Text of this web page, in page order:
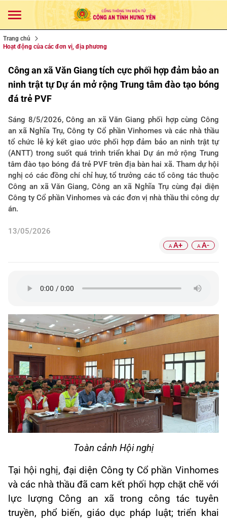
Trang chủ
Hoạt động của các đơn vị, địa phương
Công an xã Văn Giang tích cực phối hợp đảm bảo an
ninh trật tự Dự án mở rộng Trung tâm đào tạo bóng
đá trẻ PVF
Sáng 8/5/2026, Công an xã Văn Giang phối hợp cùng Công
an xã Nghĩa Trụ, Công ty Cổ phần Vinhomes và các nhà thầu
tổ chức lễ ký kết giao ước phối hợp đảm bảo an ninh trật tự
(ANTT) trong suốt quá trình triển khai Dự án mở rộng Trung
tâm đào tạo bóng đá trẻ PVF trên địa bàn hai xã. Tham dự hội
nghị có các đồng chí chỉ huy, tổ trưởng các tổ công tác thuộc
Công an xã Văn Giang, Công an xã Nghĩa Trụ cùng đại diện
Công ty Cổ phần Vinhomes và các đơn vị nhà thầu thi công dự
án.
13/05/2026
A A+ A A-
Toàn cảnh Hội nghị
Tại hội nghị, đại diện Công ty Cổ phần Vinhomes
và các nhà thầu đã cam kết phối hợp chặt chẽ với
lực lượng Công an xã trong công tác tuyên
truyền, phổ biến, giáo dục pháp luật; triển khai